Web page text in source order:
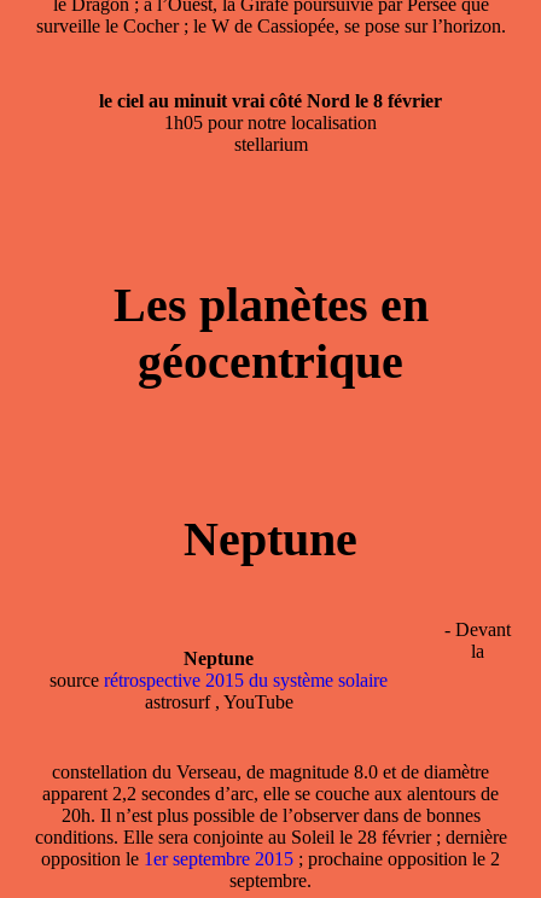
le Dragon ; à l’Ouest, la Girafe poursuivie par Persée que
surveille le Cocher ; le W de Cassiopée, se pose sur l’horizon.
le ciel au minuit vrai côté Nord le 8 février
1h05 pour notre localisation
stellarium
Les planètes en
géocentrique
Neptune
Neptune
source rétrospective 2015 du système solaire
astrosurf , YouTube
- Devant
la
constellation du Verseau, de magnitude 8.0 et de diamètre
apparent 2,2 secondes d’arc, elle se couche aux alentours de
20h. Il n’est plus possible de l’observer dans de bonnes
conditions. Elle sera conjointe au Soleil le 28 février ; dernière
opposition le 1er septembre 2015 ; prochaine opposition le 2
septembre.